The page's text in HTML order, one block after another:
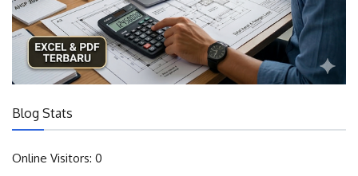
Blog Stats
Online Visitors: 0